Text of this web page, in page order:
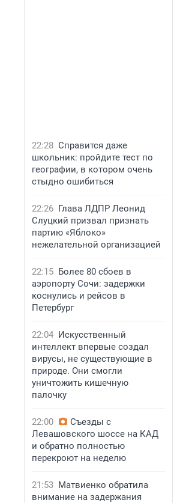
22:28 Справится даже
школьник: пройдите тест по
географии, в котором очень
стыдно ошибиться
22:26 Глава ЛДПР Леонид
Слуцкий призвал признать
партию «Яблоко»
нежелательной организацией
22:15 Более 80 сбоев в
аэропорту Сочи: задержки
коснулись и рейсов в
Петербург
22:04 Искусственный
интеллект впервые создал
вирусы, не существующие в
природе. Они смогли
уничтожить кишечную
палочку
22:00
Съезды с
Левашовского шоссе на КАД
и обратно полностью
перекроют на неделю
21:53 Матвиенко обратила
внимание на задержания